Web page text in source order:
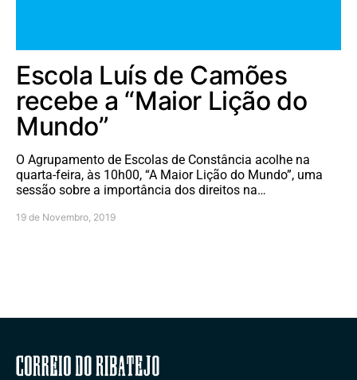
Escola Luís de Camões
recebe a “Maior Lição do
Mundo”
O Agrupamento de Escolas de Constância acolhe na
quarta-feira, às 10h00, “A Maior Lição do Mundo”, uma
sessão sobre a importância dos direitos na…
19 de Novembro, 2019
Correio do Ribatejo